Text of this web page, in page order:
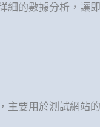
細的數據分析，讓
主要用於測試網站